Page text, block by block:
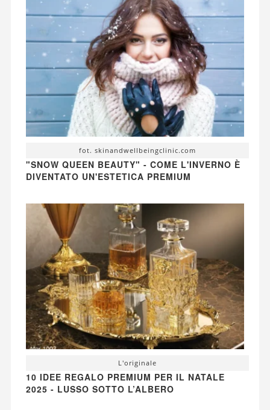
fot. skinandwellbeingclinic.com
"SNOW QUEEN BEAUTY" - COME L'INVERNO È
DIVENTATO UN'ESTETICA PREMIUM
L'originale
10 IDEE REGALO PREMIUM PER IL NATALE
2025 - LUSSO SOTTO L’ALBERO